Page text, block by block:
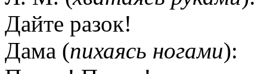
Дайте разок!
Дама (пихаясь ногами):